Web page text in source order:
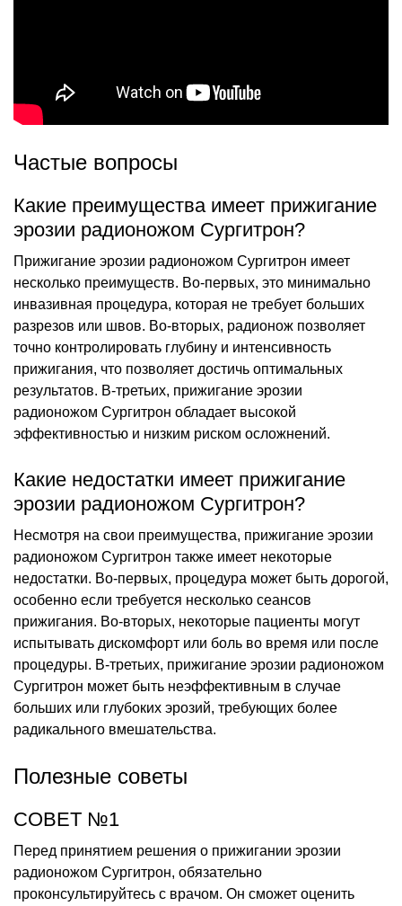
Частые вопросы
Какие преимущества имеет прижигание
эрозии радионожом Сургитрон?
Прижигание эрозии радионожом Сургитрон имеет
несколько преимуществ. Во-первых, это минимально
инвазивная процедура, которая не требует больших
разрезов или швов. Во-вторых, радионож позволяет
точно контролировать глубину и интенсивность
прижигания, что позволяет достичь оптимальных
результатов. В-третьих, прижигание эрозии
радионожом Сургитрон обладает высокой
эффективностью и низким риском осложнений.
Какие недостатки имеет прижигание
эрозии радионожом Сургитрон?
Несмотря на свои преимущества, прижигание эрозии
радионожом Сургитрон также имеет некоторые
недостатки. Во-первых, процедура может быть дорогой,
особенно если требуется несколько сеансов
прижигания. Во-вторых, некоторые пациенты могут
испытывать дискомфорт или боль во время или после
процедуры. В-третьих, прижигание эрозии радионожом
Сургитрон может быть неэффективным в случае
больших или глубоких эрозий, требующих более
радикального вмешательства.
Полезные советы
СОВЕТ №1
Перед принятием решения о прижигании эрозии
радионожом Сургитрон, обязательно
проконсультируйтесь с врачом. Он сможет оценить